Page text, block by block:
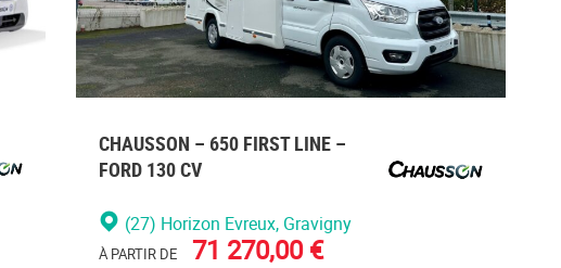
CHAUSSON – 650 FIRST LINE –
FORD 130 CV
(27) Horizon Evreux, Gravigny
À PARTIR DE 71 270,00 €